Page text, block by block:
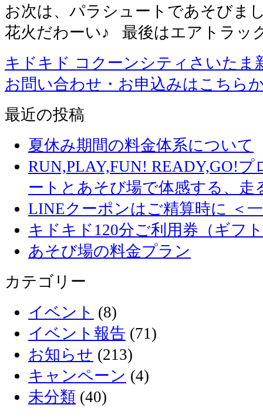
お次は、パラシュートであそびま
花火だわーい♪ 最後はエアトラッ
キドキド コクーンシティさいたま
お問い合わせ・お申込みはこちら
最近の投稿
夏休み期間の料金体系について
RUN,PLAY,FUN! READY,GO!
ートとあそび場で体感する、走
LINEクーポンはご精算時に ＜
キドキド120分ご利用券（ギフ
あそび場の料金プラン
カテゴリー
イベント (8)
イベント報告 (71)
お知らせ (213)
キャンペーン (4)
未分類 (40)